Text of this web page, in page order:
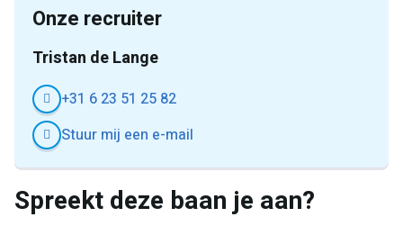
Onze recruiter
Tristan de Lange
+31 6 23 51 25 82
Stuur mij een e-mail
Spreekt deze baan je aan?